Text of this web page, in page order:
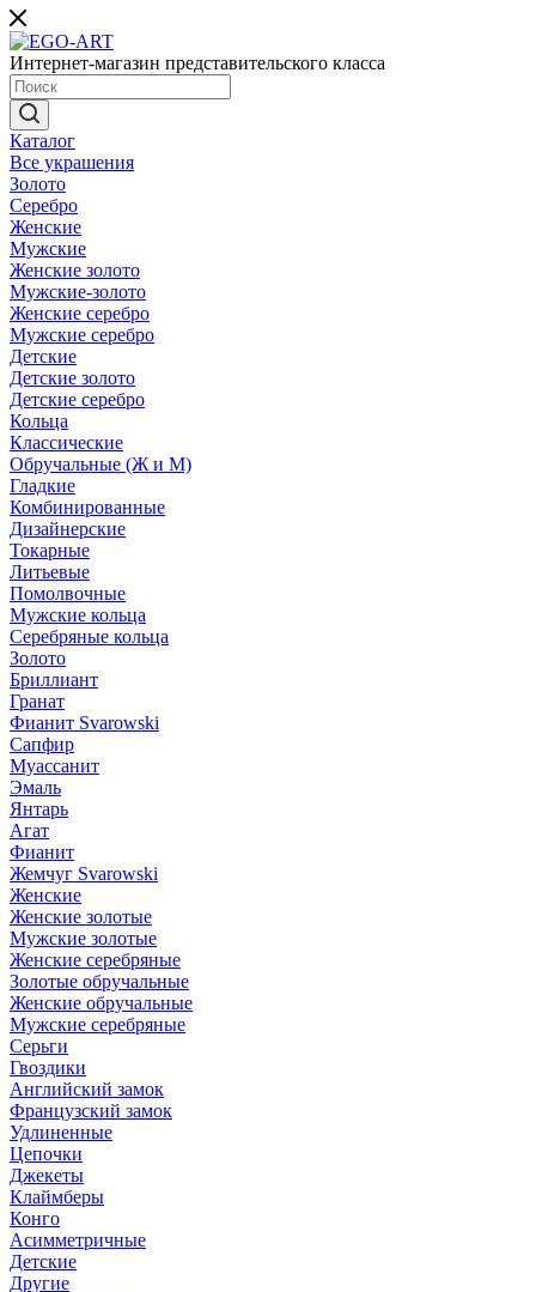
Интернет-магазин представительского класса
Каталог
Все украшения
Золото
Серебро
Женские
Мужские
Женские золото
Мужские-золото
Женские серебро
Мужские серебро
Детские
Детские золото
Детские серебро
Кольца
Классические
Обручальные (Ж и М)
Гладкие
Комбинированные
Дизайнерские
Токарные
Литьевые
Помолвочные
Мужские кольца
Серебряные кольца
Золото
Бриллиант
Гранат
Фианит Svarowski
Сапфир
Муассанит
Эмаль
Янтарь
Агат
Фианит
Жемчуг Svarowski
Женские
Женские золотые
Мужские золотые
Женские серебряные
Золотые обручальные
Женские обручальные
Мужские серебряные
Серьги
Гвоздики
Английский замок
Французский замок
Удлиненные
Цепочки
Джекеты
Клаймберы
Конго
Асимметричные
Детские
Другие